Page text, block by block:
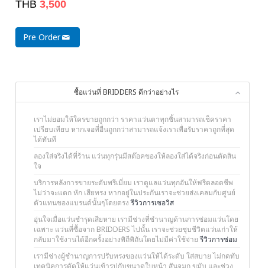
THB 3,500
Pre Order
ซื้อแว่นที่ BRIDDERS ดีกว่าอย่างไร
เราไม่ยอมให้ใครขายถูกกว่า ราคาแว่นตาทุกชิ้นสามารถเช็คราคา
เปรียบเทียบ หากเจอที่อื่นถูกกว่าสามารถแจ้งเราเพื่อรับราคาถูกที่สุด
ได้ทันที
ลองใส่จริงได้ที่ร้าน แว่นทุกรุ่นมีสต๊อคของให้ลองใส่ได้จริงก่อนตัดสิน
ใจ
บริการหลังการขายระดับพรีเมี่ยม เราดูแลแว่นทุกอันให้ฟรีตลอดชีพ
ไม่ว่าจะแตก หัก เสียทรง หากอยู่ในประกันเราจะช่วยส่งเคลมกับศูนย์
ตัวแทนของแบรนด์นั้นๆโดยตรงรีวิวการเซอวิส
อุ่นใจเมื่อแว่นชำรุดเสียหาย เรามีช่างที่ชำนาญด้านการซ่อมแว่นโดย
เฉพาะ แว่นที่ซื้อจาก BRIDDERS ไปนั้น เราจะช่วยชุบชีวิตแว่นเก่าให้
กลับมาใช้งานได้อีกครั้งอย่างพิถีพิถันโดยไม่มีค่าใช้จ่ายรีวิวการซ่อม
เรามีช่างผู้ชำนาญการปรับทรงของแว่นให้ได้ระดับ ใส่สบาย ไม่กดทับ
เทคนิคการดัดให้แว่นเข้ารูปกับขนาดใบหน้า สันจมูก ขมับ และช่วง